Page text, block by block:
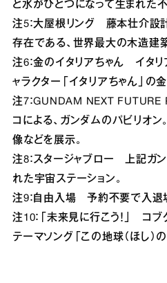
と水がひとつになって生まれた
注5：大屋根リング 藤本壮介設
存在である、世界最大の木造建築
注6：金のイタリアちゃん イタリ
ャラクター「イタリアちゃん」の
注7：GUNDAM NEXT
コによる、ガンダムのパビリオ
像などを展示。
注8：スタージャブロー 上記ガ
れた宇宙ステーション。
注9：自由入場 予約不要で入退
注10：「未来見に行こう！」 コ
テーマソング「この地球（ほし）